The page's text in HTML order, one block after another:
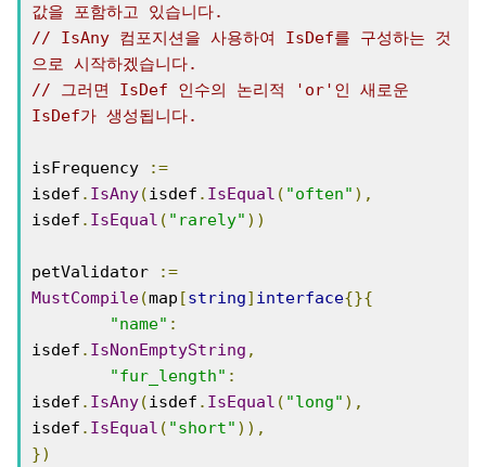
값을 포함하고 있습니다.
// IsAny 컴포지션을 사용하여 IsDef를 구성하는 것
으로 시작하겠습니다.
// 그러면 IsDef 인수의 논리적 'or'인 새로운
IsDef가 생성됩니다.
isFrequency
:=
isdef . IsAny(isdef . IsEqual ( "often" ),
isdef . IsEqual ( "rarely" ))
petValidator
:=
MustCompile(map [string] interface{}{
"name" :
isdef . IsNonEmptyString ,
"fur_length" :
isdef . IsAny(isdef . IsEqual ( "long" ),
isdef . IsEqual ( "short" )),
})